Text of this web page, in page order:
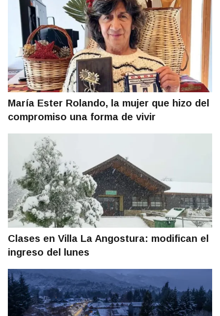
María Ester Rolando, la mujer que hizo del
compromiso una forma de vivir
Clases en Villa La Angostura: modifican el
ingreso del lunes